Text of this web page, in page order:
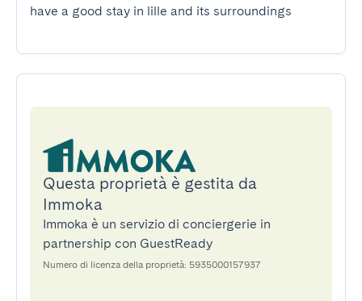
have a good stay in lille and its surroundings
Questa proprietà è gestita da
Immoka
Immoka è un servizio di conciergerie in
partnership con GuestReady
Numero di licenza della proprietà: 5935000157937